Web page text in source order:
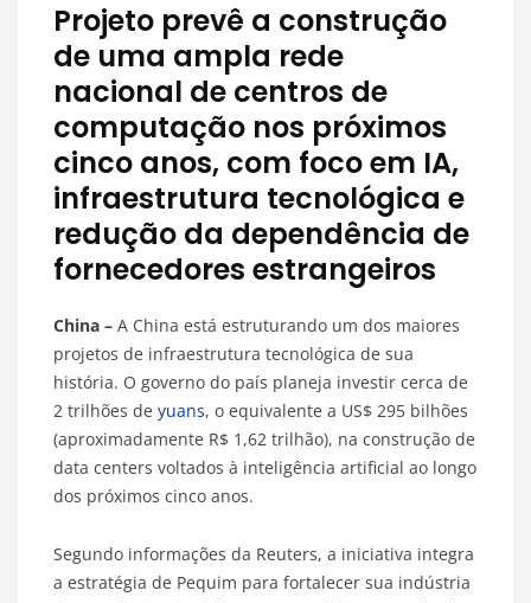
Projeto prevê a construção
de uma ampla rede
nacional de centros de
computação nos próximos
cinco anos, com foco em IA,
infraestrutura tecnológica e
redução da dependência de
fornecedores estrangeiros
China – A China está estruturando um dos maiores
projetos de infraestrutura tecnológica de sua
história. O governo do país planeja investir cerca de
2 trilhões de yuans, o equivalente a US$ 295 bilhões
(aproximadamente R$ 1,62 trilhão), na construção de
data centers voltados à inteligência artificial ao longo
dos próximos cinco anos.
Segundo informações da Reuters, a iniciativa integra
a estratégia de Pequim para fortalecer sua indústria